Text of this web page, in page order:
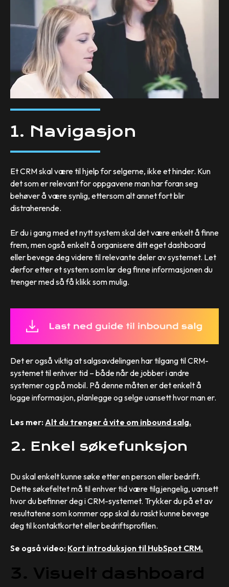
1. Navigasjon
Et CRM skal være til hjelp for selgerne, ikke et hinder. Kun
det som er relevant for oppgavene man har foran seg
behøver å være synlig, ettersom alt annet fort blir
distraherende.
Er du i gang med et nytt system skal det være enkelt å finne
frem, men også enkelt å organisere ditt eget dashboard
eller bevege deg videre til relevante deler av systemet. Let
derfor etter et system som lar deg finne informasjonen du
trenger med så få klikk som mulig.
Det er også viktig at salgsavdelingen har tilgang til CRM-
systemet til enhver tid – både når de jobber i andre
systemer og på mobil. På denne måten er det enkelt å
logge informasjon, planlegge og selge uansett hvor man er.
Les mer: Alt du trenger å vite om inbound salg.
2. Enkel søkefunksjon
Du skal enkelt kunne søke etter en person eller bedrift.
Dette søkefeltet må til enhver tid være tilgjengelig, uansett
hvor du befinner deg i CRM-systemet. Trykker du på et av
resultatene som kommer opp skal du raskt kunne bevege
deg til kontaktkortet eller bedriftsprofilen.
Se også video: Kort introduksjon til HubSpot CRM.
3. Visuelt dashboard